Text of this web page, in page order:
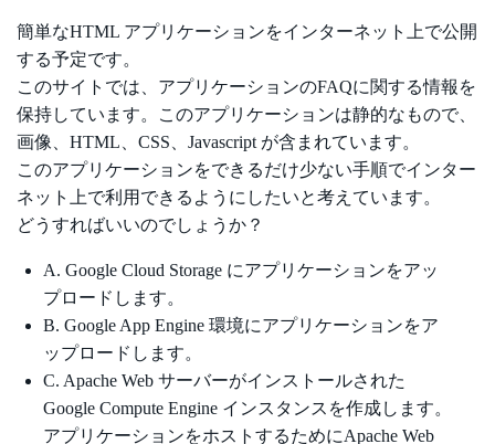
簡単なHTML アプリケーションをインターネット上で公開
する予定です。
このサイトでは、アプリケーションのFAQに関する情報を
保持しています。このアプリケーションは静的なもので、
画像、HTML、CSS、Javascript が含まれています。
このアプリケーションをできるだけ少ない手順でインター
ネット上で利用できるようにしたいと考えています。
どうすればいいのでしょうか？
A. Google Cloud Storage にアプリケーションをアッ
プロードします。
B. Google App Engine 環境にアプリケーションをア
ップロードします。
C. Apache Web サーバーがインストールされた
Google Compute Engine インスタンスを作成します。
アプリケーションをホストするためにApache Web